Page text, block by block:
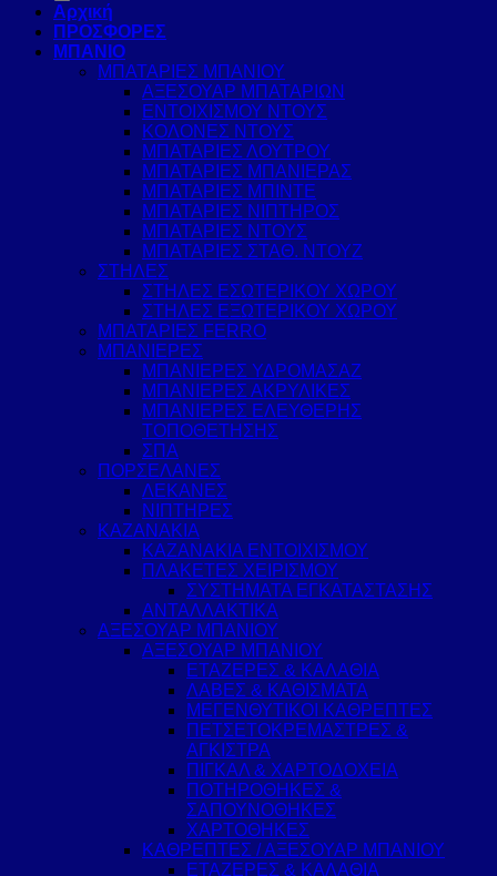
Αρχική
ΠΡΟΣΦΟΡΕΣ
ΜΠΑΝΙΟ
ΜΠΑΤΑΡΙΕΣ ΜΠΑΝΙΟΥ
ΑΞΕΣΟΥΑΡ ΜΠΑΤΑΡΙΩΝ
ΕΝΤΟΙΧΙΣΜΟΥ ΝΤΟΥΣ
ΚΟΛΟΝΕΣ ΝΤΟΥΣ
ΜΠΑΤΑΡΙΕΣ ΛΟΥΤΡΟΥ
ΜΠΑΤΑΡΙΕΣ ΜΠΑΝΙΕΡΑΣ
ΜΠΑΤΑΡΙΕΣ ΜΠΙΝΤΕ
ΜΠΑΤΑΡΙΕΣ ΝΙΠΤΗΡΟΣ
ΜΠΑΤΑΡΙΕΣ ΝΤΟΥΣ
ΜΠΑΤΑΡΙΕΣ ΣΤΑΘ. ΝΤΟΥΖ
ΣΤΗΛΕΣ
ΣΤΗΛΕΣ ΕΣΩΤΕΡΙΚΟΥ ΧΩΡΟΥ
ΣΤΗΛΕΣ ΕΞΩΤΕΡΙΚΟΥ ΧΩΡΟΥ
ΜΠΑΤΑΡΙΕΣ FERRO
ΜΠΑΝΙΕΡΕΣ
ΜΠΑΝΙΕΡΕΣ ΥΔΡΟΜΑΣΑΖ
ΜΠΑΝΙΕΡΕΣ ΑΚΡΥΛΙΚΕΣ
ΜΠΑΝΙΕΡΕΣ ΕΛΕΥΘΕΡΗΣ
ΤΟΠΟΘΕΤΗΣΗΣ
ΣΠΑ
ΠΟΡΣΕΛΑΝΕΣ
ΛΕΚΑΝΕΣ
ΝΙΠΤΗΡΕΣ
ΚΑΖΑΝΑΚΙΑ
ΚΑΖΑΝΑΚΙΑ ΕΝΤΟΙΧΙΣΜΟΥ
ΠΛΑΚΕΤΕΣ ΧΕΙΡΙΣΜΟΥ
ΣΥΣΤΗΜΑΤΑ ΕΓΚΑΤΑΣΤΑΣΗΣ
ΑΝΤΑΛΛΑΚΤΙΚΑ
ΑΞΕΣΟΥΑΡ ΜΠΑΝΙΟΥ
ΑΞΕΣΟΥΑΡ ΜΠΑΝΙΟΥ
ΕΤΑΖΕΡΕΣ & ΚΑΛΑΘΙΑ
ΛΑΒΕΣ & ΚΑΘΙΣΜΑΤΑ
ΜΕΓΕΝΘΥΤΙΚΟΙ ΚΑΘΡΕΠΤΕΣ
ΠΕΤΣΕΤΟΚΡΕΜΑΣΤΡΕΣ &
ΑΓΚΙΣΤΡΑ
ΠΙΓΚΑΛ & ΧΑΡΤΟΔΟΧΕΙΑ
ΠΟΤΗΡΟΘΗΚΕΣ &
ΣΑΠΟΥΝΟΘΗΚΕΣ
ΧΑΡΤΟΘΗΚΕΣ
ΚΑΘΡΕΠΤΕΣ / ΑΞΕΣΟΥΑΡ ΜΠΑΝΙΟΥ
ΕΤΑΖΕΡΕΣ & ΚΑΛΑΘΙΑ